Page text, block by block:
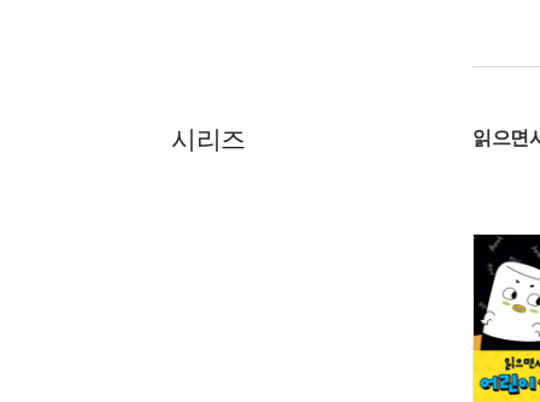
시리즈 읽으면